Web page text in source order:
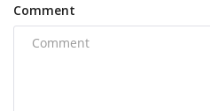
Comment